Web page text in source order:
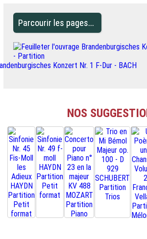
Parcourir les pages...
NOS